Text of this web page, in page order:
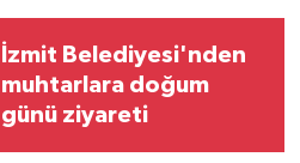
İzmit Belediyesi'nden
muhtarlara doğum
günü ziyareti